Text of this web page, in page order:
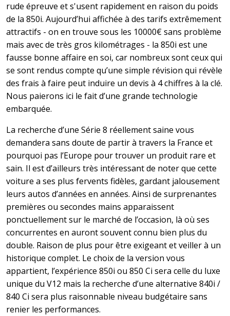
rude épreuve et s'usent rapidement en raison du poids
de la 850i. Aujourd’hui affichée à des tarifs extrêmement
attractifs - on en trouve sous les 10000€ sans problème
mais avec de très gros kilométrages - la 850i est une
fausse bonne affaire en soi, car nombreux sont ceux qui
se sont rendus compte qu’une simple révision qui révèle
des frais à faire peut induire un devis à 4 chiffres à la clé.
Nous paierons ici le fait d’une grande technologie
embarquée.
La recherche d’une Série 8 réellement saine vous
demandera sans doute de partir à travers la France et
pourquoi pas l’Europe pour trouver un produit rare et
sain. Il est d’ailleurs très intéressant de noter que cette
voiture a ses plus fervents fidèles, gardant jalousement
leurs autos d’années en années. Ainsi de surprenantes
premières ou secondes mains apparaissent
ponctuellement sur le marché de l’occasion, là où ses
concurrentes en auront souvent connu bien plus du
double. Raison de plus pour être exigeant et veiller à un
historique complet. Le choix de la version vous
appartient, l’expérience 850i ou 850 Ci sera celle du luxe
unique du V12 mais la recherche d’une alternative 840i /
840 Ci sera plus raisonnable niveau budgétaire sans
renier les performances.